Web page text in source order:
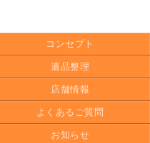
コンセプト
遺品整理
店舗情報
よくあるご質問
お知らせ